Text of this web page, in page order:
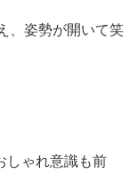
、姿勢が開いて笑
しゃれ意識も前